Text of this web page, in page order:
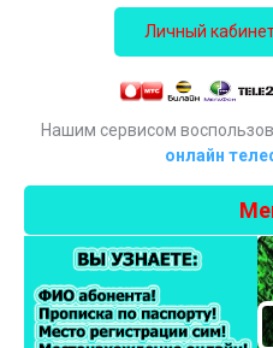
Личный
Нашим сервисом
онлайн